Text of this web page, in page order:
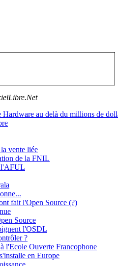
Hardware au delà du millions de
vente liée
de la FNIL
l'AFUL
fait l'Open Source (?)
Source
l'OSDL
?
l'Ecole Ouverte Francophone
en Europe